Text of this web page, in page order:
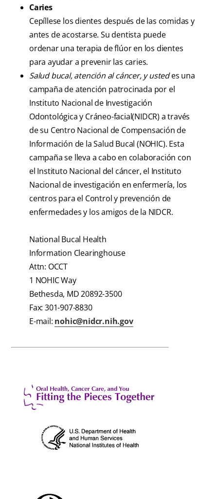
Caries
Cepíllese los dientes después de las comidas y
antes de acostarse. Su dentista puede
ordenar una terapia de flúor en los dientes
para ayudar a prevenir las caries.
Salud bucal, atención al cáncer, y ustedes una
campaña de atención patrocinada por el
Instituto Nacional de Investigación
Odontológica y Cráneo-facial(NIDCR) a través
de su Centro Nacional de Compensación de
Información de la Salud Bucal (NOHIC). Esta
campaña se lleva a cabo en colaboración con
el Instituto Nacional del cáncer, el Instituto
Nacional de investigación en enfermería, los
centros para el Control y prevención de
enfermedades y los amigos de la NIDCR.
National Bucal Health
Information Clearinghouse
Attn: OCCT
1 NOHIC Way
Bethesda, MD 20892-3500
Fax: 301-907-8830
E-mail: nohic@nidcr.nih.gov